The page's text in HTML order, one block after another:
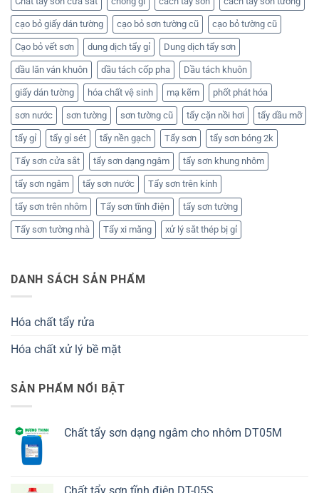
cạo bỏ giấy dán tường cạo bỏ sơn tường cũ cạo bỏ tường cũ
Cạo bỏ vết sơn dung dịch tẩy gỉ Dung dịch tẩy sơn
dầu lăn ván khuôn dầu tách cốp pha Dầu tách khuôn
giấy dán tường hóa chất vệ sinh mạ kẽm phốt phát hóa
sơn nước sơn tường sơn tường cũ tẩy cặn nồi hơi tẩy dầu mỡ
tẩy gỉ tẩy gỉ sét tẩy nền gạch Tẩy sơn tẩy sơn bóng 2k
Tẩy sơn cửa sắt tẩy sơn dạng ngâm tẩy sơn khung nhôm
tẩy sơn ngâm tẩy sơn nước Tẩy sơn trên kính
tẩy sơn trên nhôm Tẩy sơn tĩnh điện tẩy sơn tường
Tẩy sơn tường nhà Tẩy xi măng xử lý sắt thép bị gỉ
DANH SÁCH SẢN PHẨM
Hóa chất tẩy rửa
Hóa chất xử lý bề mặt
SẢN PHẨM NỔI BẬT
Chất tẩy sơn dạng ngâm cho nhôm DT05M